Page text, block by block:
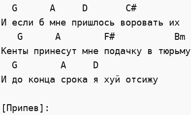
G
A D
C#
И если б мне пришлось воровать их
G
A F#
Bm
Кенты принесут мне подачку в тюрьму
G
A
D
И до конца срока я хуй отсижу
[Припев]: